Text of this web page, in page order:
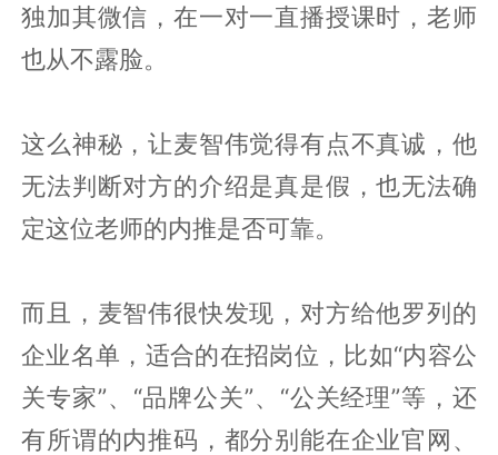
独加其微信，在一对一直播授课时，老师
也从不露脸。
这么神秘，让麦智伟觉得有点不真诚，他
无法判断对方的介绍是真是假，也无法确
定这位老师的内推是否可靠。
而且，麦智伟很快发现，对方给他罗列的
企业名单，适合的在招岗位，比如“内容公
关专家”、“品牌公关”、“公关经理”等，还
有所谓的内推码，都分别能在企业官网、